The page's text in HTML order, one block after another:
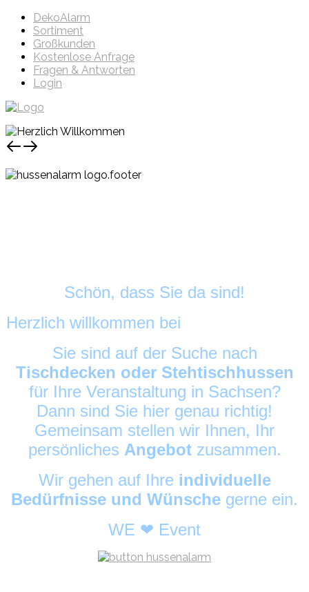
DekoAlarm
Sortiment
Großkunden
Kostenlose Anfrage
Fragen & Antworten
Login
Schön, dass Sie da sind!
Herzlich willkommen bei
Sie sind auf der Suche nach
Tischdecken oder Stehtischhussen
für Ihre Veranstaltung in Sachsen?
Dann sind Sie hier genau richtig!
Gemeinsam stellen wir Ihnen, Ihr
persönliches Angebot zusammen.
Wir gehen auf Ihre individuelle
Bedürfnisse und Wünsche gerne ein.
WE ❤ Event